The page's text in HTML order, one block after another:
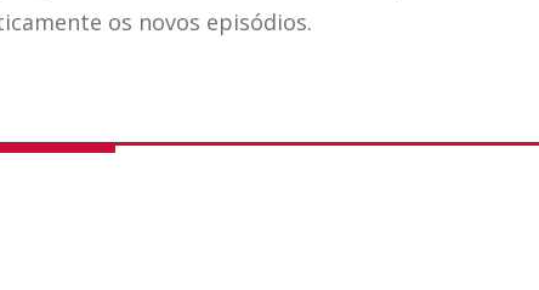
os novos episódios.